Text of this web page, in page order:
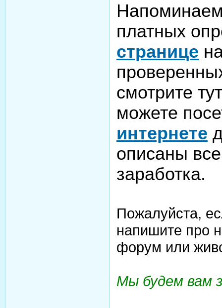
платных
странице
смотрите
можете
интернете
описаны
заработка.
Пожалуйста,
напишите про
форум или
Мы будем вам